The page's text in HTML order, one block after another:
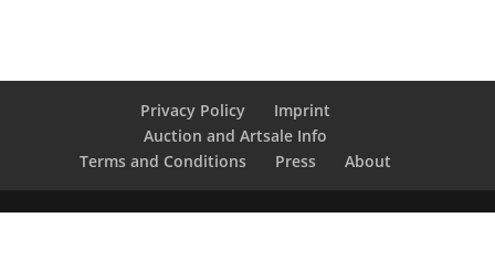
Privacy Policy
Imprint
Auction and Artsale Info
Terms and Conditions
Press About